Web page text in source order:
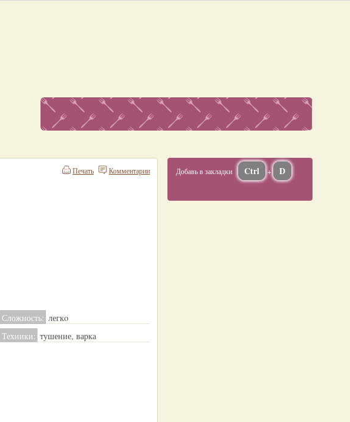
Комментарии
Печать
Сложность: легкo
Техники: тушение, варка
Добавь в закладки Ctrl + D